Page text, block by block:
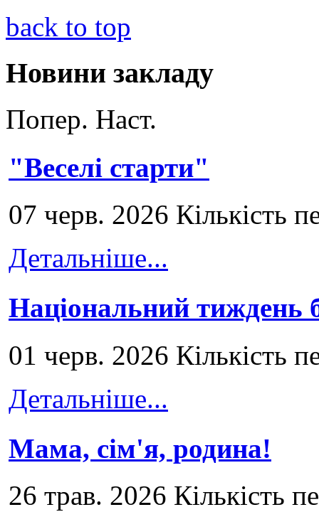
back to top
Новини закладу
Попер. Наст.
"Веселі старти"
07 черв. 2026 Кількість
Детальніше...
Національний тиждень
01 черв. 2026 Кількість
Детальніше...
Мама, сім'я, родина!
26 трав. 2026 Кількість